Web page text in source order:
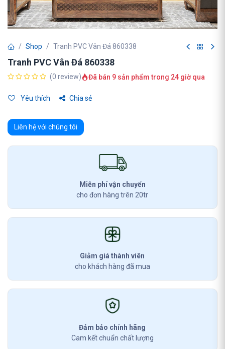
Shop Tranh PVC Vân Đá 860338
Tranh PVC Vân Đá 860338
(0 review) Đã bán 9 sản phẩm trong 24 giờ qua
Yêu thích Chia sẻ
Liên hệ với chúng tôi
Miễn phí vận chuyển
cho đơn hàng trên 20tr
Giảm giá thành viên
cho khách hàng đã mua
Đảm bảo chính hãng
Cam kết chuẩn chất lượng